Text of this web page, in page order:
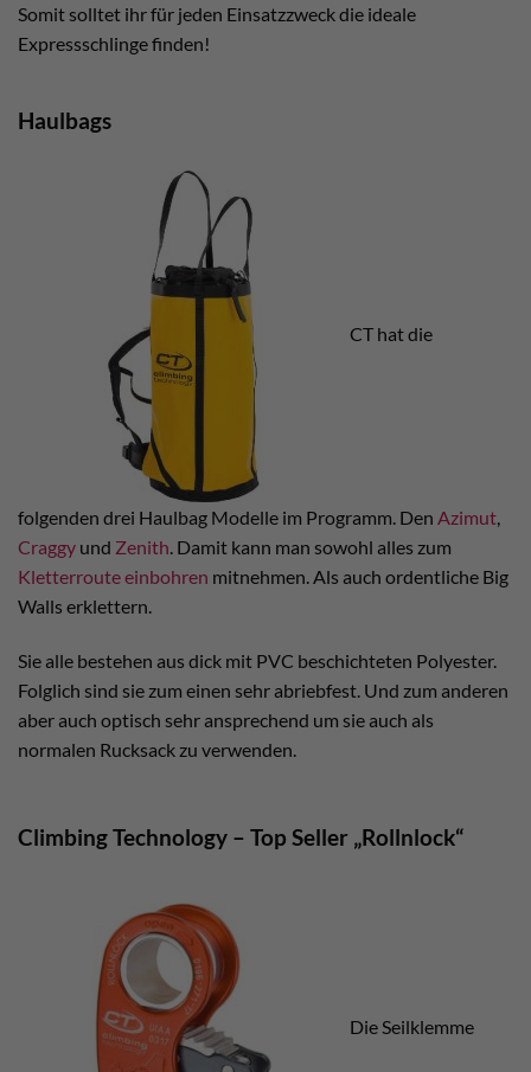
Somit solltet ihr für jeden Einsatzzweck die ideale
Expressschlinge finden!
Haulbags
CT hat die
folgenden drei Haulbag Modelle im Programm. Den Azimut
Craggy und Zenith . Damit kann man sowohl alles zum
Kletterroute einbohren mitnehmen. Als auch ordentliche Big
Walls erklettern.
Sie alle bestehen aus dick mit PVC beschichteten Polyester.
Folglich sind sie zum einen sehr abriebfest. Und zum anderen
aber auch optisch sehr ansprechend um sie auch als
normalen Rucksack zu verwenden.
Climbing Technology – Top Seller „Rollnlock“
Die Seilklemme